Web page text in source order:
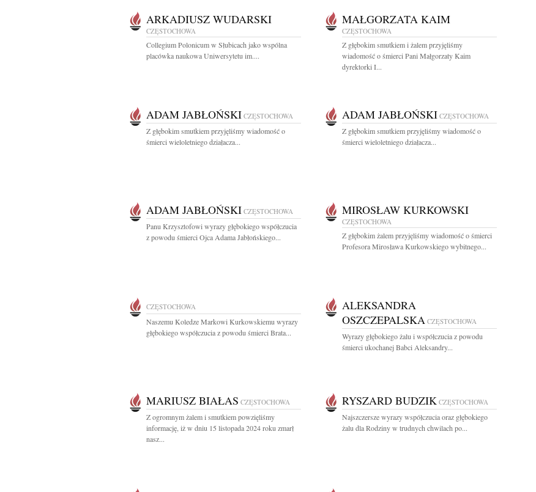
ARKADIUSZ WUDARSKI
CZĘSTOCHOWA
Collegium Polonicum w Słubicach jako wspólna
placówka naukowa Uniwersytetu im....
MAŁGORZATA KAIM
CZĘSTOCHOWA
Z głębokim smutkiem i żalem przyjęliśmy
wiadomość o śmierci Pani Małgorzaty Kaim
dyrektorki I...
ADAM JABŁOŃSKI CZĘSTOCHOWA
Z głębokim smutkiem przyjęliśmy wiadomość o
śmierci wieloletniego działacza...
ADAM JABŁOŃSKI CZĘSTOCHOWA
Z głębokim smutkiem przyjęliśmy wiadomość o
śmierci wieloletniego działacza...
ADAM JABŁOŃSKI CZĘSTOCHOWA
Panu Krzysztofowi wyrazy głębokiego współczucia
z powodu śmierci Ojca Adama Jabłońskiego...
MIROSŁAW KURKOWSKI
CZĘSTOCHOWA
Z głębokim żalem przyjęliśmy wiadomość o śmierci
Profesora Mirosława Kurkowskiego wybitnego...
CZĘSTOCHOWA
Naszemu Koledze Markowi Kurkowskiemu wyrazy
głębokiego współczucia z powodu śmierci Brata...
ALEKSANDRA
OSZCZEPALSKA CZĘSTOCHOWA
Wyrazy głębokiego żalu i współczucia z powodu
śmierci ukochanej Babci Aleksandry...
MARIUSZ BIAŁAS CZĘSTOCHOWA
Z ogromnym żalem i smutkiem powzięliśmy
informację, iż w dniu 15 listopada 2024 roku zmarł
nasz...
RYSZARD BUDZIK CZĘSTOCHOWA
Najszczersze wyrazy współczucia oraz głębokiego
żalu dla Rodziny w trudnych chwilach po...